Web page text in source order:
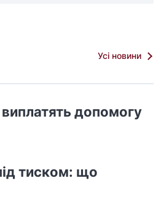
Усі новини
допомогу
тиском: що